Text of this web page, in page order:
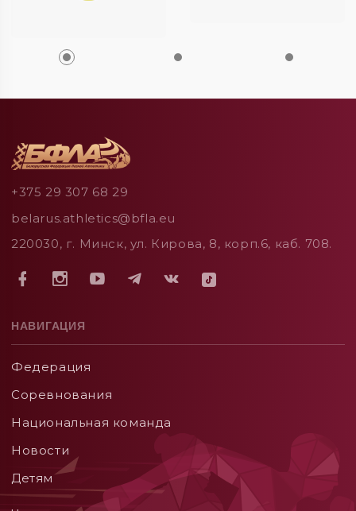
+375 29 307 68 29
belarus.athletics@bfla.eu
220030, г. Минск, ул. Кирова, 8, корп.6, каб. 708.
НАВИГАЦИЯ
Федерация
Соревнования
Национальная команда
Новости
Детям